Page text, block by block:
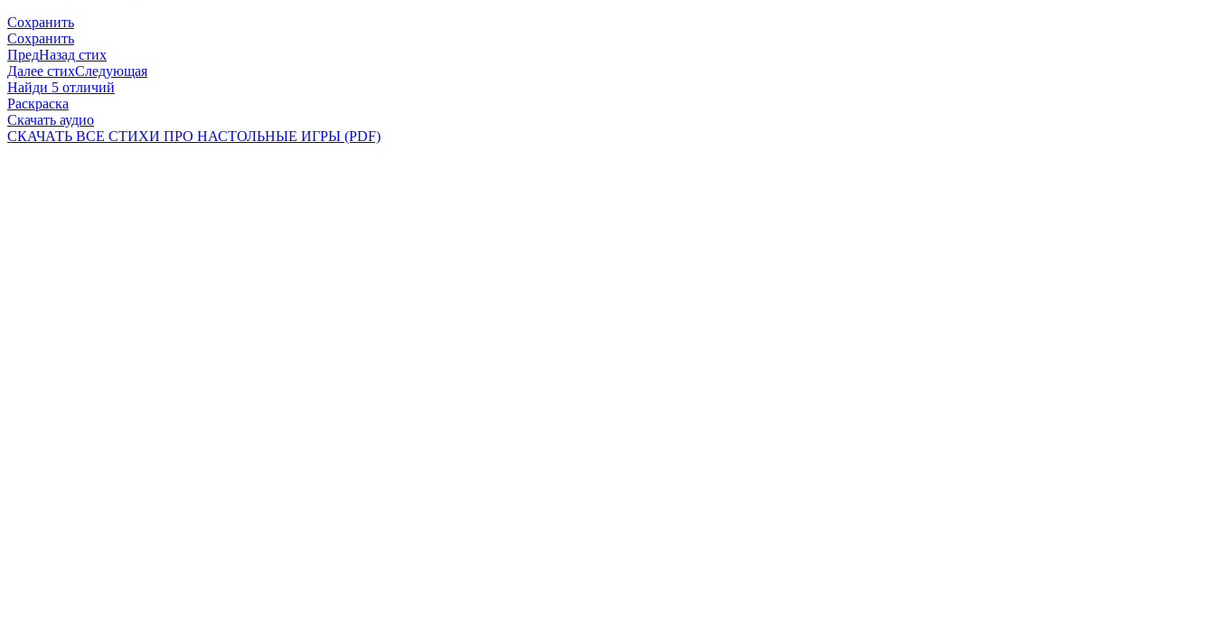
Сохранить
Сохранить
ПредНазад стих
Далее стихСледующая
Найди 5 отличий
Раскраска
Скачать аудио
СКАЧАТЬ ВСЕ СТИХИ ПРО НАСТОЛЬНЫЕ ИГРЫ (PDF)